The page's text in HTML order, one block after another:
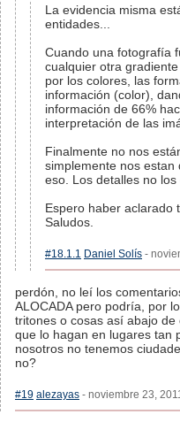
La evidencia misma
entidades...
Cuando una fotografía
cualquier otra
por los colores, las
información (color),
información de 66%
interpretación de las
Finalmente no nos
simplemente nos estan
eso. Los detalles no
Espero haber aclarado
Saludos.
#18.1.1 Daniel Solís -
perdón, no leí los
ALOCADA pero podría, por
tritones o cosas así abajo
que lo hagan en lugares tan
nosotros no tenemos
no?
#19 alezayas - noviembre 23,